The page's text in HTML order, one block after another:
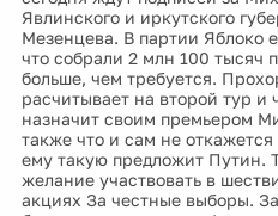
Мезенцева. В партии Яблоко
что собрали 2 млн 100 тысяч
больше, чем требуется.
расчитывает на второй тур и
назначит своим премьером
также что и сам не
ему такую предложит Путин.
желание участвовать в
акциях За честные выборы.
будет гостем нашего эфира -